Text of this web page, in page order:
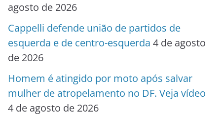
agosto de 2026
Cappelli defende união de partidos de
esquerda e de centro-esquerda 4 de agosto
de 2026
Homem é atingido por moto após salvar
mulher de atropelamento no DF. Veja vídeo
4 de agosto de 2026